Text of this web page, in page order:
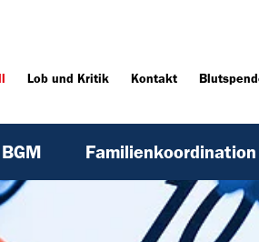
Lob und Kritik Kontakt
BGM Familienkoordination